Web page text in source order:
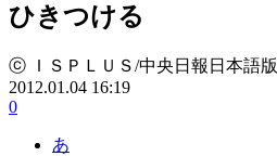
ひきつける
ⓒ ＩＳＰＬＵＳ/中央日報日本語版
2012.01.04 16:19
0
あ